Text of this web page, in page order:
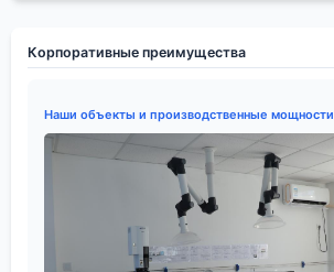
Корпоративные преимущества
Наши объекты и производственные мощности